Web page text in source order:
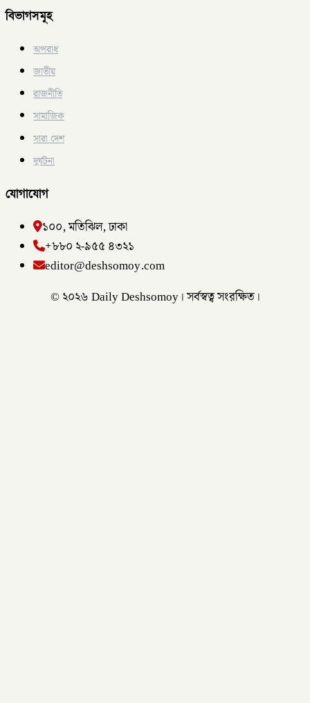
বিভাগসমূহ
অপরাধ
জাতীয়
রাজনীতি
সামাজিক
সারা দেশ
দুর্ঘটনা
যোগাযোগ
১০০, মতিঝিল, ঢাকা
+৮৮০ ২-৯৫৫ ৪৩২১
editor@deshsomoy.com
© ২০২৬ Daily Deshsomoy। সর্বস্বত্ব সংরক্ষিত।